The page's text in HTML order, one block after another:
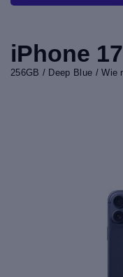
iPhone
256GB / Deep Blue / Wie